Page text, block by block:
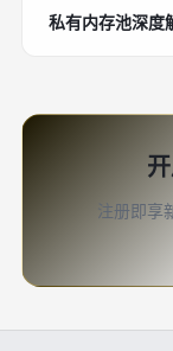
私有内存池深度
注册即享